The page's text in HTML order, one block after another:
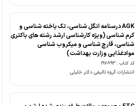
AGK درسنامه انگل شناسی، تک یاخته شناسی و
کرم شناسی (ویژه کارشناسی ارشد رشته های باکتری
شناسی، قارچ شناسی و میکروب شناسی
موادغذایی وزارت بهداشت)
کد کتاب : 197893
انتشارات گروه تالیفی دکتر خلیلی